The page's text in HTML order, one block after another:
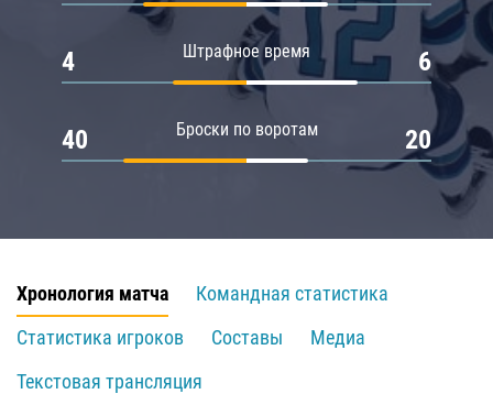
Штрафное время
4 6
Броски по воротам
40 20
Хронология матча
Командная статистика
Статистика игроков
Составы
Медиа
Текстовая трансляция